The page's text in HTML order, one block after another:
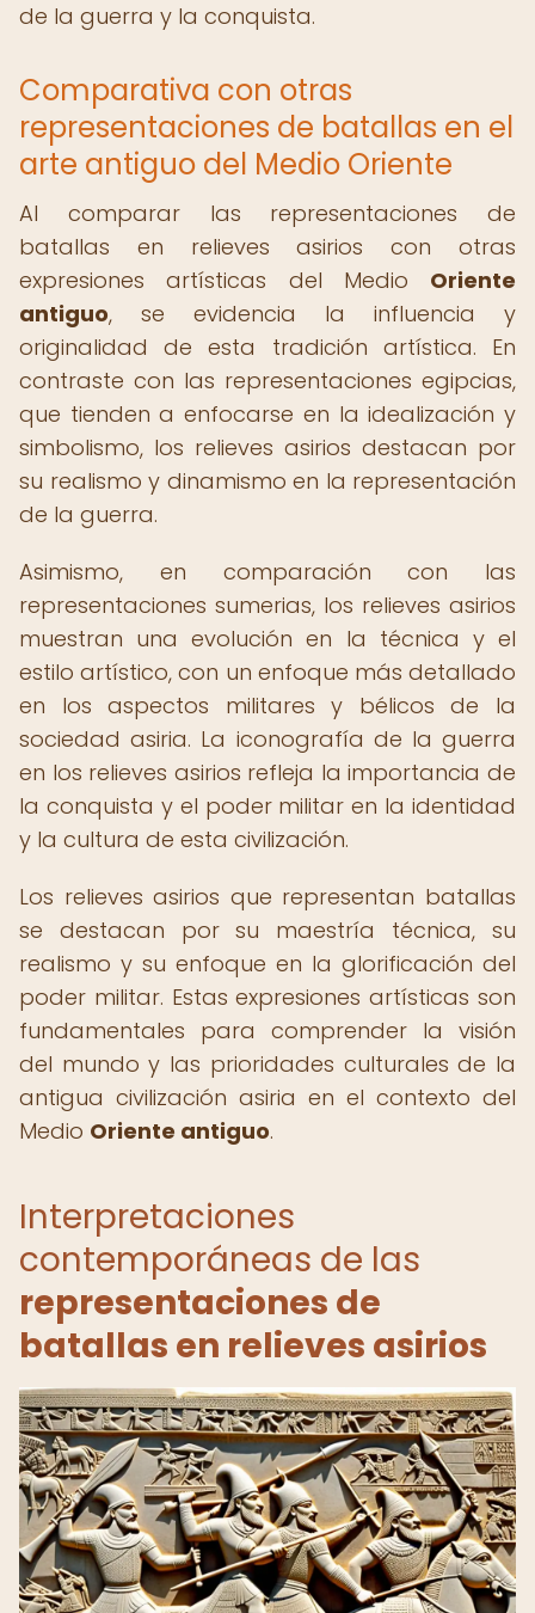
de la guerra y la conquista.
Comparativa con otras
representaciones de batallas en el
arte antiguo del Medio Oriente
Al comparar las representaciones de
batallas en relieves asirios con otras
expresiones artísticas del Medio Oriente
antiguo, se evidencia la influencia y
originalidad de esta tradición artística. En
contraste con las representaciones egipcias,
que tienden a enfocarse en la idealización y
simbolismo, los relieves asirios destacan por
su realismo y dinamismo en la representación
de la guerra.
Asimismo, en comparación con las
representaciones sumerias, los relieves asirios
muestran una evolución en la técnica y el
estilo artístico, con un enfoque más detallado
en los aspectos militares y bélicos de la
sociedad asiria. La iconografía de la guerra
en los relieves asirios refleja la importancia de
la conquista y el poder militar en la identidad
y la cultura de esta civilización.
Los relieves asirios que representan batallas
se destacan por su maestría técnica, su
realismo y su enfoque en la glorificación del
poder militar. Estas expresiones artísticas son
fundamentales para comprender la visión
del mundo y las prioridades culturales de la
antigua civilización asiria en el contexto del
Medio Oriente antiguo.
Interpretaciones
contemporáneas de las
representaciones de
batallas en relieves asirios